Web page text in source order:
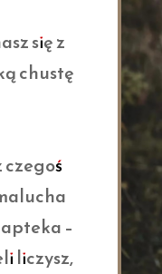
się z
chustę
–
liczysz,